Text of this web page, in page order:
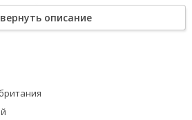
пройти череду изощренных
по-настоящему другим человеком.
описание